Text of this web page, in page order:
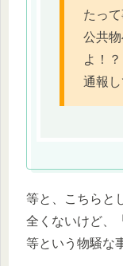
たって
公共
よ！？
通報し
等と、こちらと
全くないけど、
等という物騒な